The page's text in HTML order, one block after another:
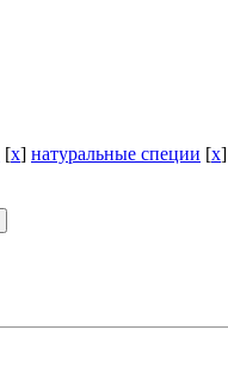
[x] натуральные специи [x]